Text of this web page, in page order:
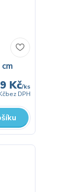
Kč/ks
bez DPH